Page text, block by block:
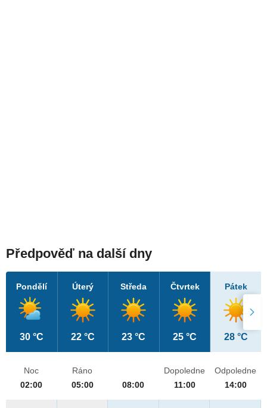
Předpověď na další dny
Pondělí
30 °C
Úterý
22 °C
Středa
23 °C
Čtvrtek
25 °C
Pátek
28 °C
Noc
02:00
Ráno
05:00
08:00
Dopoledne
11:00
Odpoledne
14:00